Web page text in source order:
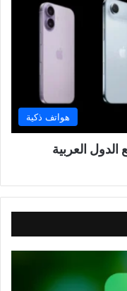
هواتف ذكية